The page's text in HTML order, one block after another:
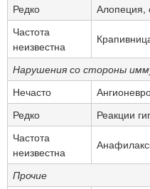
Редко
Алопеция,
Частота
неизвестна
Нарушения со стороны
Нечасто
Редко
Реакции
Частота
неизвестна
Прочие